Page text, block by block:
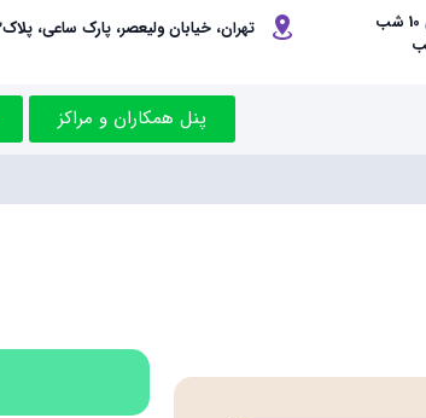
تهران، خیابان ولیعصر، پارک ساعی، پلاک2173
پنل همکاران و مراکز